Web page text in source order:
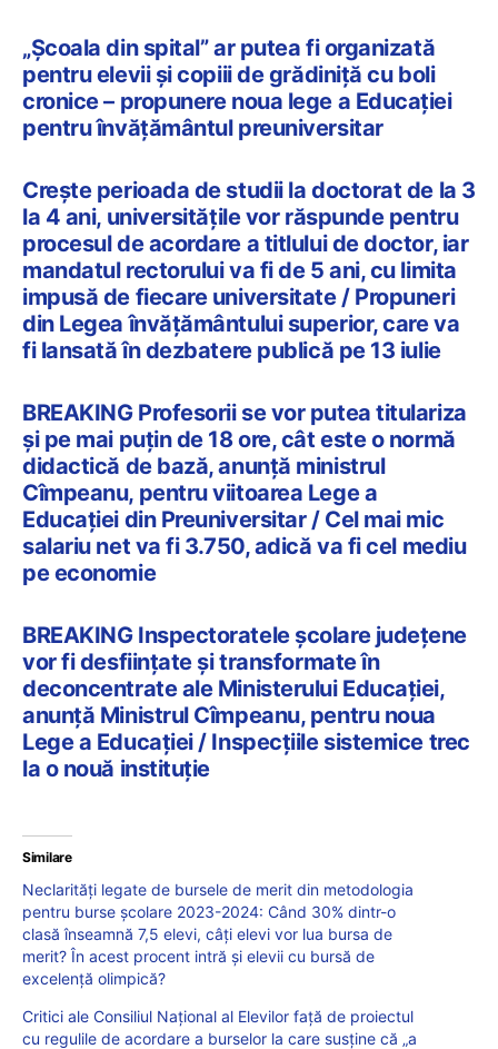
„Școala din spital” ar putea fi organizată
pentru elevii și copiii de grădiniță cu boli
cronice – propunere noua lege a Educației
pentru învățământul preuniversitar
Crește perioada de studii la doctorat de la 3
la 4 ani, universitățile vor răspunde pentru
procesul de acordare a titlului de doctor, iar
mandatul rectorului va fi de 5 ani, cu limita
impusă de fiecare universitate / Propuneri
din Legea învățământului superior, care va
fi lansată în dezbatere publică pe 13 iulie
BREAKING Profesorii se vor putea titulariza
și pe mai puțin de 18 ore, cât este o normă
didactică de bază, anunță ministrul
Cîmpeanu, pentru viitoarea Lege a
Educației din Preuniversitar / Cel mai mic
salariu net va fi 3.750, adică va fi cel mediu
pe economie
BREAKING Inspectoratele școlare județene
vor fi desființate și transformate în
deconcentrate ale Ministerului Educației,
anunță Ministrul Cîmpeanu, pentru noua
Lege a Educației / Inspecțiile sistemice trec
la o nouă instituție
Similare
Neclarități legate de bursele de merit din metodologia
pentru burse școlare 2023-2024: Când 30% dintr-o
clasă înseamnă 7,5 elevi, câți elevi vor lua bursa de
merit? În acest procent intră și elevii cu bursă de
excelență olimpică?
Critici ale Consiliul Național al Elevilor față de proiectul
cu regulile de acordare a burselor la care susține că „a